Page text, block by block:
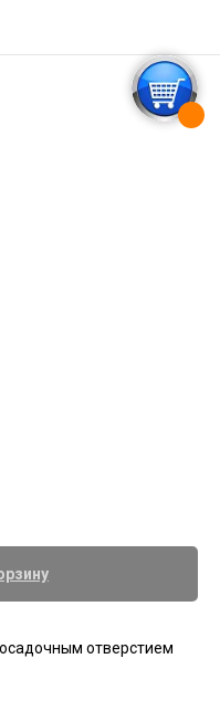
отверстием